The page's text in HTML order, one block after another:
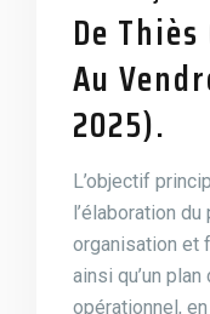
De
Au
2025).
L’objectif
l’élaboration
organisation et
ainsi qu’un
opérationnel,